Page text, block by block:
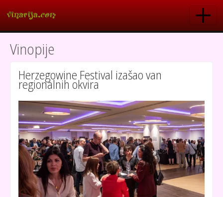
Vinopije
Herzegowine Festival izašao van
regionalnih okvira